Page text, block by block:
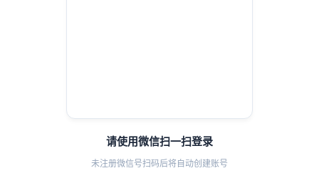
请使用微信扫一扫登录
未注册微信号扫码后将自动创建账号